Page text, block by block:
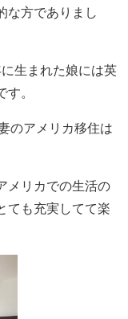
方でありまし
生まれた娘には英
。
のアメリカ移住は
メリカでの生活の
ても充実してて楽